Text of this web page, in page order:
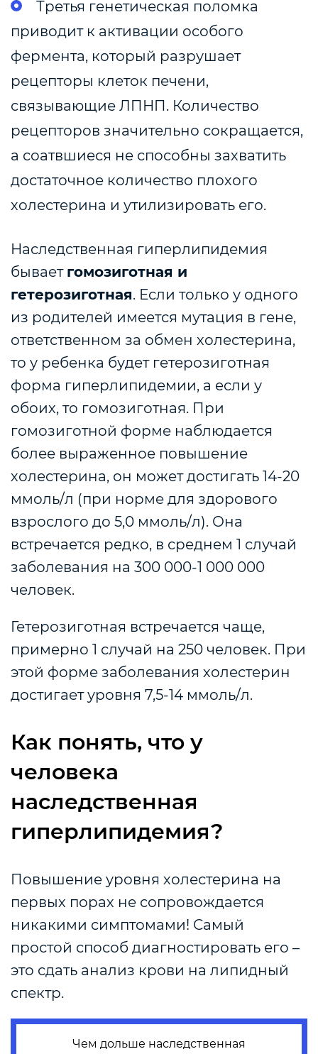
Третья генетическая поломка
приводит к активации особого
фермента, который разрушает
рецепторы клеток печени,
связывающие ЛПНП. Количество
рецепторов значительно сокращается,
а соатвшиеся не способны захватить
достаточное количество плохого
холестерина и утилизировать его.
Наследственная гиперлипидемия
бывает гомозиготная и
гетерозиготная. Если только у одного
из родителей имеется мутация в гене,
ответственном за обмен холестерина,
то у ребенка будет гетерозиготная
форма гиперлипидемии, а если у
обоих, то гомозиготная. При
гомозиготной форме наблюдается
более выраженное повышение
холестерина, он может достигать 14-20
ммоль/л (при норме для здорового
взрослого до 5,0 ммоль/л). Она
встречается редко, в среднем 1 случай
заболевания на 300 000-1 000 000
человек.
Гетерозиготная встречается чаще,
примерно 1 случай на 250 человек. При
этой форме заболевания холестерин
достигает уровня 7,5-14 ммоль/л.
Как понять, что у
человека
наследственная
гиперлипидемия?
Повышение уровня холестерина на
первых порах не сопровождается
никакими симптомами! Самый
простой способ диагностировать его –
это сдать анализ крови на липидный
спектр.
Чем дольше наследственная